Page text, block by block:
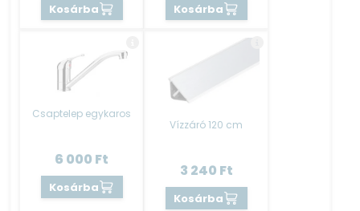
Kosárba Kosárba
Csaptelep egykaros
6 000 Ft
Kosárba
Vízzáró 120 cm
3 240 Ft
Kosárba